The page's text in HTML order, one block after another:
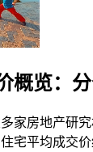
概览：
家房地产研
宅平均成交